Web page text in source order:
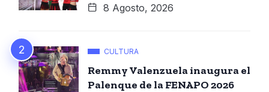
8 Agosto, 2026
CULTURA
Remmy Valenzuela inaugura el
Palenque de la FENAPO 2026